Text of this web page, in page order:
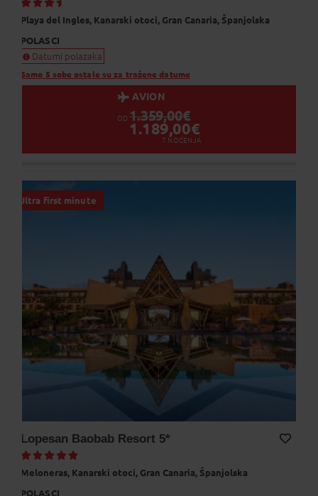
Playa del Ingles, Kanarski otoci, Gran Canaria, Španjolska
POLASCI
Datumi polazaka
Samo 5 sobe ostale su za tražene datume
AVION
OD 1.359,00€
1.189,00€
7 NOĆENJA
Ultra first minute
Lopesan Baobab Resort 5*
Meloneras, Kanarski otoci, Gran Canaria, Španjolska
POLASCI